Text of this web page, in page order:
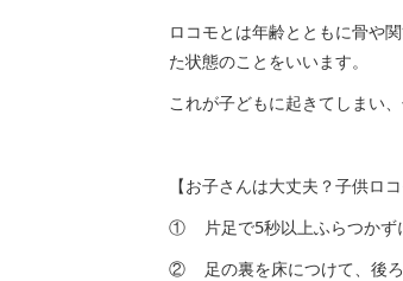
ロコモとは年齢とともに骨や
た状態のことをいいます。
これが子どもに起きてしまい
【お子さんは大丈夫？子供ロ
① 片足で5秒以上ふらつかず
② 足の裏を床につけて、後ろ